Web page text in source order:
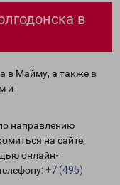
в
в Майму, а также в
и
направлению
на сайте,
онлайн-
+7 (495)